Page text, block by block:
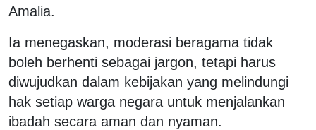
Amalia.
Ia menegaskan, moderasi beragama tidak
boleh berhenti sebagai jargon, tetapi harus
diwujudkan dalam kebijakan yang melindungi
hak setiap warga negara untuk menjalankan
ibadah secara aman dan nyaman.